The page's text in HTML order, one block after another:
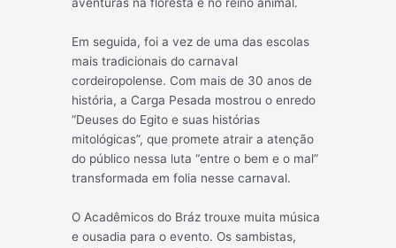
aventuras na floresta e no reino animal.
Em seguida, foi a vez de uma das escolas
mais tradicionais do carnaval
cordeiropolense. Com mais de 30 anos de
história, a Carga Pesada mostrou o enredo
“Deuses do Egito e suas histórias
mitológicas”, que promete atrair a atenção
do público nessa luta “entre o bem e o mal”
transformada em folia nesse carnaval.
O Acadêmicos do Bráz trouxe muita música
e ousadia para o evento. Os sambistas,